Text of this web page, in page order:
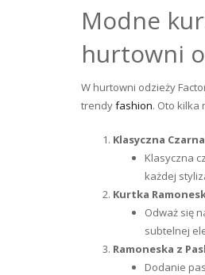
Modne
hurtowni
W hurtowni odzieży
trendyfashion. Oto kilka
Klasyczna
Klasyczna
każdej
Kurtka
Odważ się
subtelnej
Ramoneska z
Dodanie